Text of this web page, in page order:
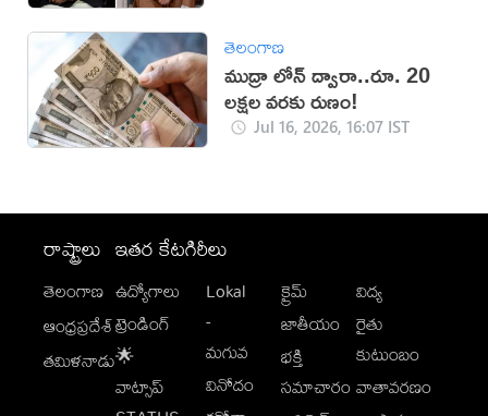
తెలంగాణ
ముద్రా లోన్ ద్వారా..రూ. 20
లక్షల వరకు రుణం!
Jul 16, 2026, 16:07 IST
రాష్ట్రాలు
తెలంగాణ
ఆంధ్రప్రదేశ్
తమిళనాడు
ఇతర కేటగిరీలు
ఉద్యోగాలు
ట్రెండింగ్
🌟
వాట్సాప్
Lokal
-
మగువ
వినోదం
క్రైమ్
జాతీయం
భక్తి
సమాచారం
విద్య
రైతు
కుటుంబం
వాతావరణం